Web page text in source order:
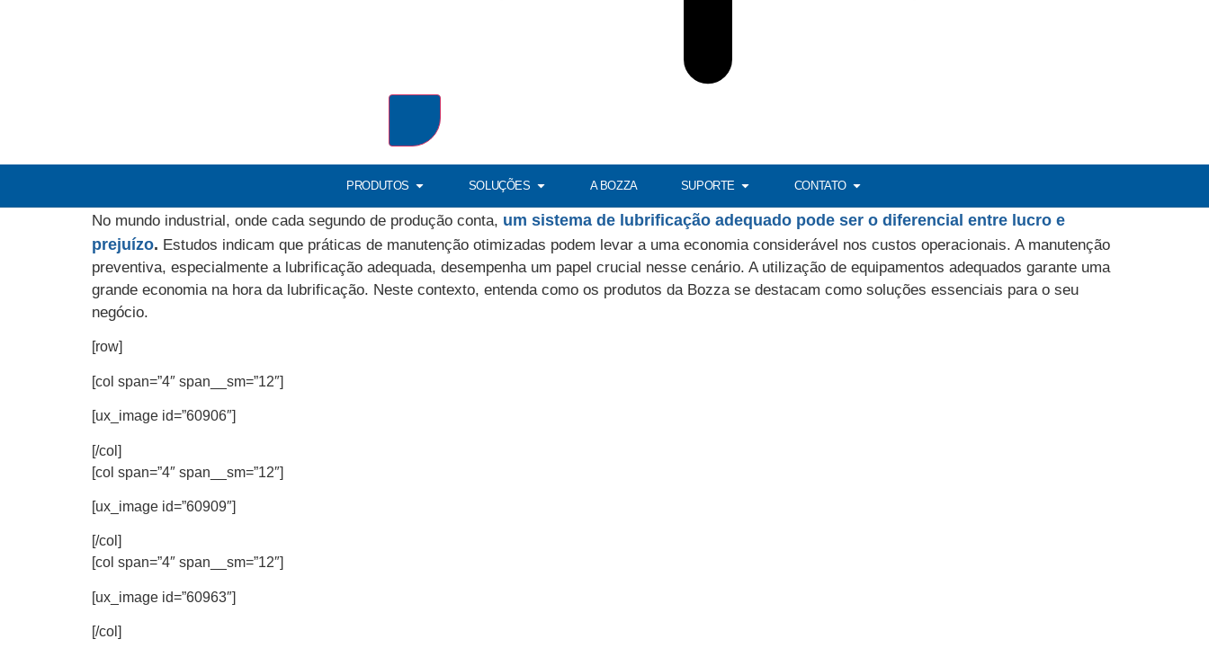
PRODUTOS SOLUÇÕES A BOZZA SUPORTE CONTATO
No mundo industrial, onde cada segundo de produção conta, um sistema de lubrificação adequado pode ser o diferencial entre lucro e
prejuízo. Estudos indicam que práticas de manutenção otimizadas podem levar a uma economia considerável nos custos operacionais. A manutenção
preventiva, especialmente a lubrificação adequada, desempenha um papel crucial nesse cenário. A utilização de equipamentos adequados garante uma
grande economia na hora da lubrificação. Neste contexto, entenda como os produtos da Bozza se destacam como soluções essenciais para o seu
negócio.
[row]
[col span=”4″ span__sm=”12″]
[ux_image id=”60906″]
[/col]
[col span=”4″ span__sm=”12″]
[ux_image id=”60909″]
[/col]
[col span=”4″ span__sm=”12″]
[ux_image id=”60963″]
[/col]